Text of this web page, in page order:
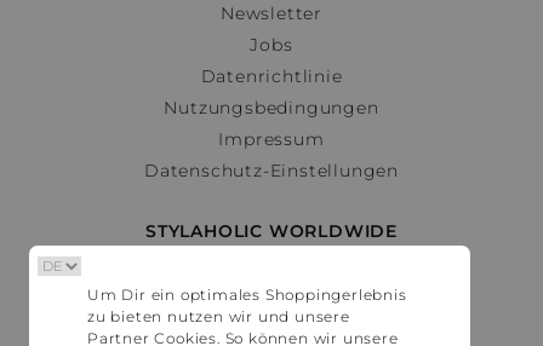
Newsletter
Jobs
Datenrichtlinie
Nutzungsbedingungen
Impressum
Datenschutz-Einstellungen
STYLAHOLIC WORLDWIDE
Österreich
Schweiz
Um Dir ein optimales Shoppingerlebnis
zu bieten nutzen wir und unsere
Partner Cookies. So können wir unsere